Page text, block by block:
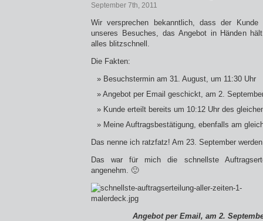
September 7th, 2011
Wir versprechen bekanntlich, dass der
unseres Besuches, das Angebot in Händen
alles blitzschnell.
Die Fakten:
Besuchstermin am 31. August, um 11:30 Uhr
Angebot per Email geschickt, am 2.
Kunde erteilt bereits um 10:12 Uhr des
Meine Auftragsbestätigung, ebenfalls am
Das nenne ich ratzfatz! Am 23. September
Das war für mich die schnellste
angenehm. 🙂
Angebot per Email, am 2.